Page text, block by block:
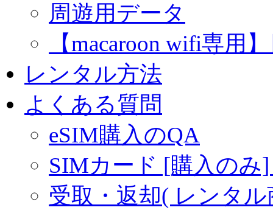
周遊用データ
【macaroon wifi専用
レンタル方法
よくある質問
eSIM購入のQA
SIMカード [購入のみ
受取・返却( レンタ